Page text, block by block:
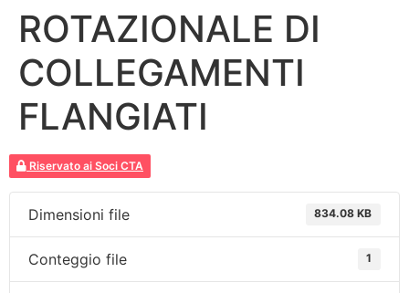
ROTAZIONALE DI
COLLEGAMENTI
FLANGIATI
Riservato ai Soci CTA
Dimensioni file 834.08 KB
Conteggio file 1